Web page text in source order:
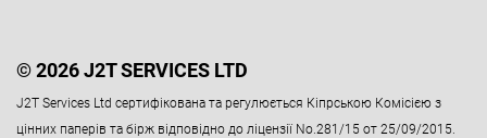
© 2026 J2T SERVICES LTD
J2T Services Ltd сертифікована та регулюється Кіпрською Комісією з
цінних паперів та бірж відповідно до ліцензії No.281/15 от 25/09/2015.